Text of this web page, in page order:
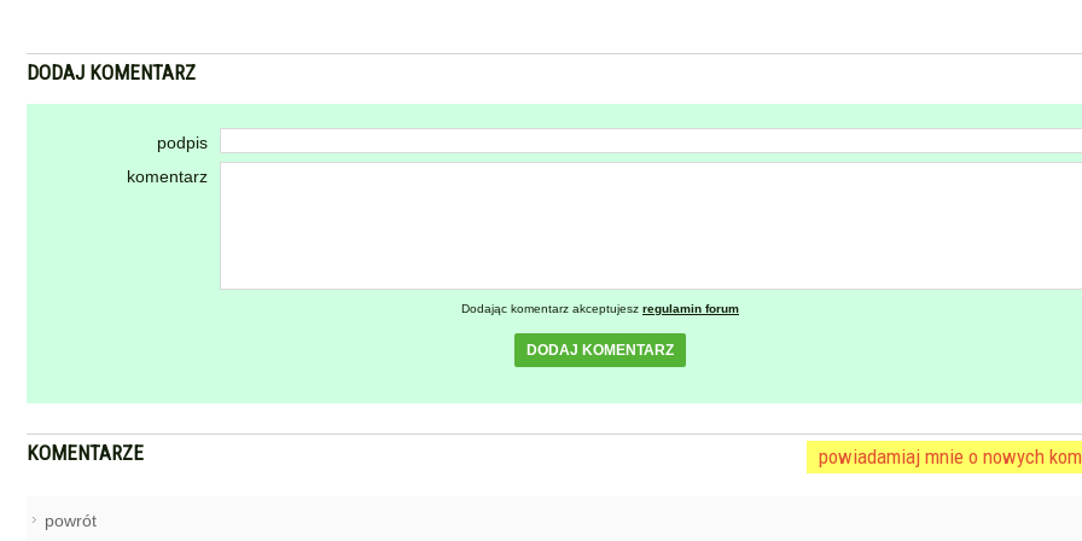
DODAJ KOMENTARZ
podpis
komentarz
Dodając komentarz akceptujesz regulamin forum
DODAJ KOMENTARZ
KOMENTARZE powiadamiaj mnie o nowych
powrót